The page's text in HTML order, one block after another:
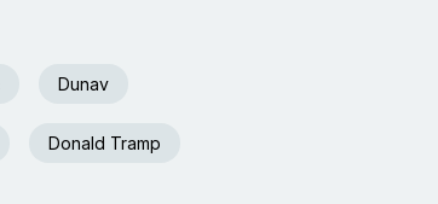
Dunav
Donald Tramp